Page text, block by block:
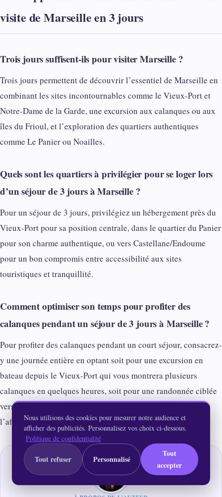
visite de Marseille en 3 jours
Trois jours suffisent-ils pour visiter Marseille ?
Trois jours permettent de découvrir l’essentiel de Marseille en
combinant les sites incontournables comme le Vieux-Port et
Notre-Dame de la Garde, une excursion aux calanques ou aux
îles du Frioul, et l’exploration des quartiers authentiques
comme Le Panier ou Noailles.
Quels sont les quartiers à privilégier pour se loger lors
d’un séjour de 3 jours à Marseille ?
Pour un séjour de 3 jours, privilégiez un hébergement près du
Vieux-Port pour sa position centrale, dans le quartier du Panier
pour son charme authentique, ou vers Castellane/Endoume
pour un bon compromis entre accessibilité aux sites
touristiques et tranquillité.
Comment optimiser son temps pour profiter des
calanques pendant un séjour de 3 jours à Marseille ?
Pour profiter des calanques pendant un court séjour, consacrez-
y une journée entière en optant soit pour une excursion en
bateau depuis le Vieux-Port qui vous montrera plusieurs
calanques en quelques heures, soit pour une randonnée ciblée
vers Sugiton ou Sormiou en partant tôt le matin pour éviter
l’affluence et les restrictions d’accès estivales.
Nous utilisons des cookies pour mesurer notre audience et
afficher des publicités. Personnalisez vos choix ci-dessous.
Politique de confidentialité
Tout refuser Personnalisé
Tout
accepter